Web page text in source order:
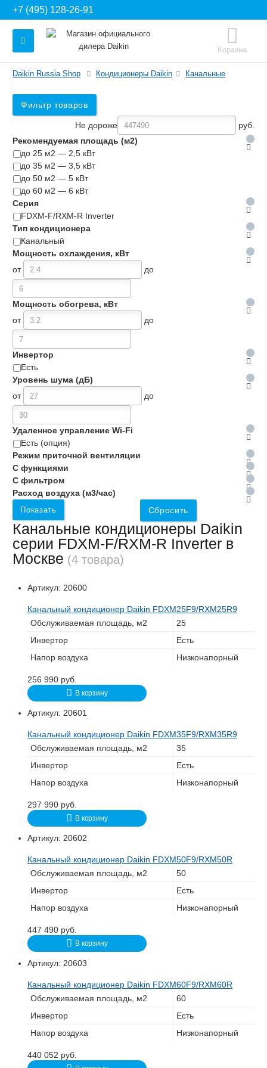
+7 (495) 128-26-91
Корзина
Daikin Russia Shop Кондиционеры Daikin Канальные
Фильтр товаров
Не дороже
руб.
Рекомендуемая площадь (м2)
до 25 м2 — 2,5 кВт
до 35 м2 — 3,5 кВт
до 50 м2 — 5 кВт
до 60 м2 — 6 кВт
Серия
FDXM-F/RXM-R Inverter
Тип кондиционера
Канальный
Мощность охлаждения, кВт
от
до
Мощность обогрева, кВт
от
до
Инвертор
Есть
Уровень шума (дБ)
от
до
Удаленное управление Wi-Fi
Есть (опция)
Режим приточной вентиляции
С функциями
С фильтром
Расход воздуха (м3/час)
Показать Сбросить
Канальные кондиционеры Daikin
серии FDXM-F/RXM-R Inverter в
Москве (4 товара)
Артикул: 20600
Канальный кондиционер Daikin FDXM25F9/RXM25R9
Обслуживаемая площадь, м2
25
Инвертор
Есть
Напор воздуха
Низконапорный
256 990 руб.
В корзину
Артикул: 20601
Канальный кондиционер Daikin FDXM35F9/RXM35R9
Обслуживаемая площадь, м2
35
Инвертор
Есть
Напор воздуха
Низконапорный
297 990 руб.
В корзину
Артикул: 20602
Канальный кондиционер Daikin FDXM50F9/RXM50R
Обслуживаемая площадь, м2
50
Инвертор
Есть
Напор воздуха
Низконапорный
447 490 руб.
В корзину
Артикул: 20603
Канальный кондиционер Daikin FDXM60F9/RXM60R
Обслуживаемая площадь, м2
60
Инвертор
Есть
Напор воздуха
Низконапорный
440 052 руб.